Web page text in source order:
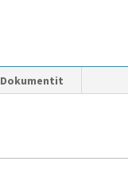
Dokumentit